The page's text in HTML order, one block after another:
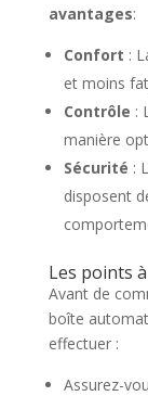
avantages:
Confort :
et moins
Contrôle :
manière
Sécurité :
disposent
Les points
Avant de
boîte
effectuer :
Assurez-